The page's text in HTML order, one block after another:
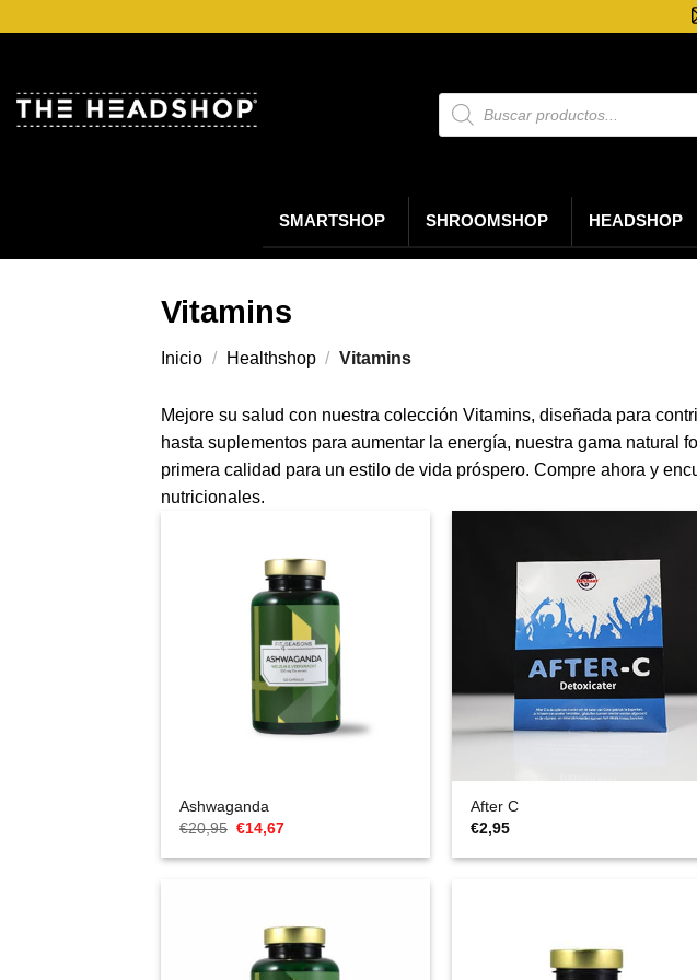
Búsqueda
de
productos
SMARTSHOP SHROOMSHOP HEADSHOP
Vitamins
Inicio / Healthshop / Vitamins
Mejore su salud con nuestra colección Vitamins, diseñada para
hasta suplementos para aumentar la energía, nuestra gama
primera calidad para un estilo de vida próspero. Compre ahora y
nutricionales.
Ashwaganda
€20,95 El
original
€14,67El
actual
After C
€2,95